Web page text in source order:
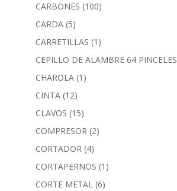
CARBONES (100)
CARDA (5)
CARRETILLAS (1)
CEPILLO DE ALAMBRE 64 PINCELES
CHAROLA (1)
CINTA (12)
CLAVOS (15)
COMPRESOR (2)
CORTADOR (4)
CORTAPERNOS (1)
CORTE METAL (6)